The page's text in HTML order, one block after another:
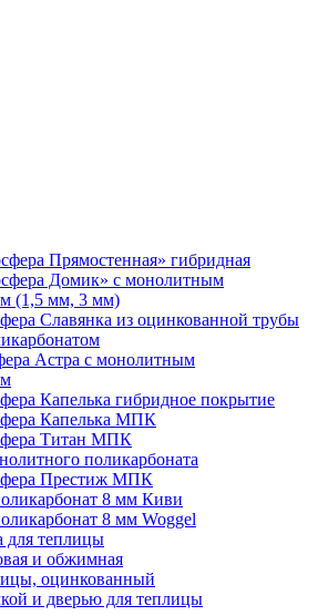
Прямостенная» гибридная
Домик» с монолитным
(1,5 мм, 3 мм)
Славянка из оцинкованной трубы
Астра с монолитным
Капелька гибридное покрытие
Капелька МПК
Титан МПК
поликарбоната
Престиж МПК
8 мм Киви
8 мм Woggel
для теплицы
и обжимная
оцинкованный
и дверью для теплицы